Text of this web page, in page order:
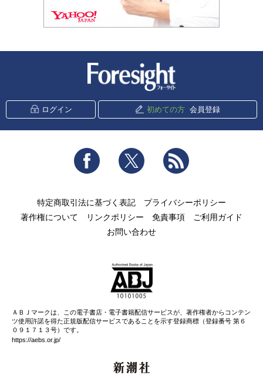
ログイン 初めての方 会員登録
Facebook Twitter
特定商取引法に基づく表記
プライバシーポリシー
著作権について
リンクポリシー 免責事項
ご利用ガイド
お問い合わせ
ＡＢＪマークは、この電子書店・電子書籍配信サービスが、著作権者からコンテン
ツ使用許諾を得た正規版配信サービスであることを示す登録商標（登録番号 第６
０９１７１３号）です。
https://aebs.or.jp/